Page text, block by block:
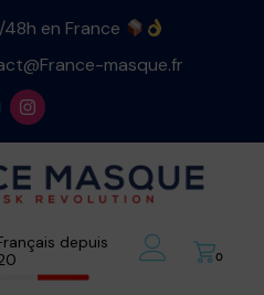
en France
masque.fr
depuis
0